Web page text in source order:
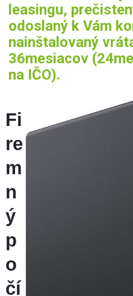
leasingu,
odoslaný k Vám
nainštalovaný
36mesiacov
na IČO).
Fi
re
m
n
ý
p
o
čí